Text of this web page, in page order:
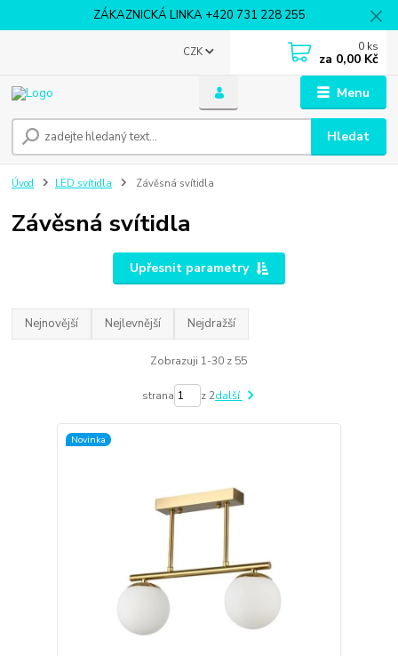
ZÁKAZNICKÁ LINKA +420 731 228 255
Menu
CZK
Hledat
0 ks
za 0,00 Kč
Úvod LED svítidla Závěsná svítidla
Závěsná svítidla
Upřesnit parametry
Nejnovější Nejlevnější Nejdražší
Zobrazuji 1-30 z 55
strana z 2další
Novinka